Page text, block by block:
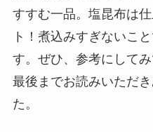
すすむ一品。塩昆布は
ト！煮込みすぎないこ
す。ぜひ、参考にしてみ
最後までお読みいただ
た。